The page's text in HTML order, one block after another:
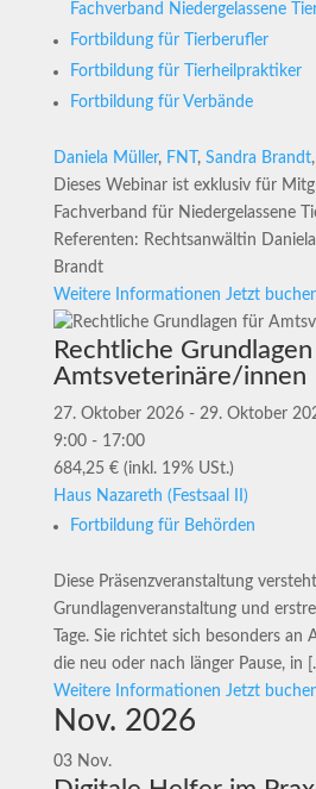
Fachverband Niedergelassene
Fortbildung für Tierberufler
Fortbildung für Tierheilpraktiker
Fortbildung für Verbände
Daniela Müller, FNT , Sandra Brandt,
Dieses Webinar ist exklusiv für
Fachverband für Niedergelassene
Referenten: Rechtsanwältin
Brandt
Weitere Informationen Jetzt
Rechtliche
Amtsveterinäre/innen
27. Oktober 2026 - 29. Oktober
9:00 - 17:00
684,25 € (inkl. 19% USt.)
Haus Nazareth (Festsaal II)
Fortbildung für Behörden
Diese Präsenzveranstaltung
Grundlagenveranstaltung und
Tage. Sie richtet sich besonders
die neu oder nach länger Pause, in
Weitere Informationen Jetzt
Nov. 2026
03 Nov.